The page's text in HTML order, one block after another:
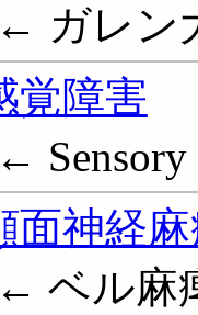
← ガレン
覚障害
← Sensory
面神経
← ベル麻